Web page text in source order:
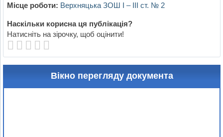
Місце роботи: Верхняцька ЗОШ І – ІІІ ст. № 2
Наскільки корисна ця публікація?
Натисніть на зірочку, щоб оцінити!
Вікно перегляду документа